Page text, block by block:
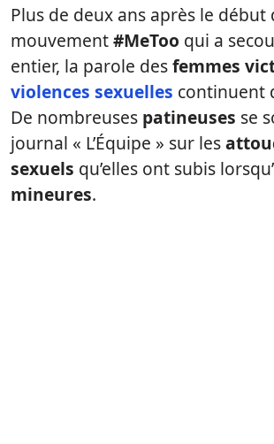
Plus de deux ans après le début
mouvement#MeToo qui a
entier, la parole desfemmes
violences sexuelles continuent
De nombreuses patineuses se
journal « L’Équipe » sur les
sexuels qu’elles ont subis
mineures.